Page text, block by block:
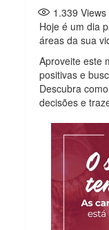
1.339 Views
Hoje é um dia
áreas da sua
Aproveite este
positivas e
Descubra
decisões e